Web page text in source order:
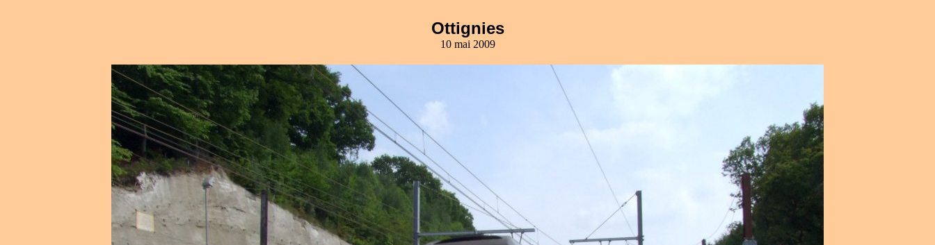
Ottignies
10 mai 2009